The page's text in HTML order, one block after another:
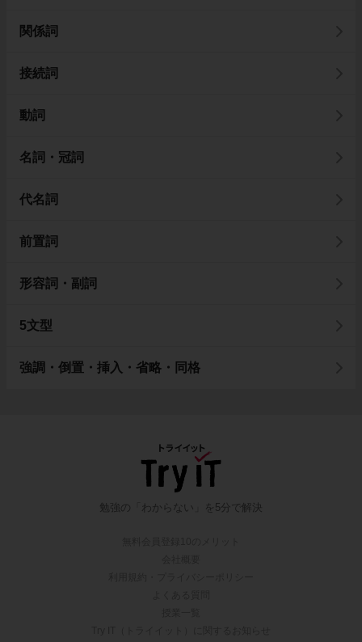
関係詞
接続詞
動詞
名詞・冠詞
代名詞
前置詞
形容詞・副詞
5文型
強調・倒置・挿入・省略・同格
勉強の「わからない」を5分で解決